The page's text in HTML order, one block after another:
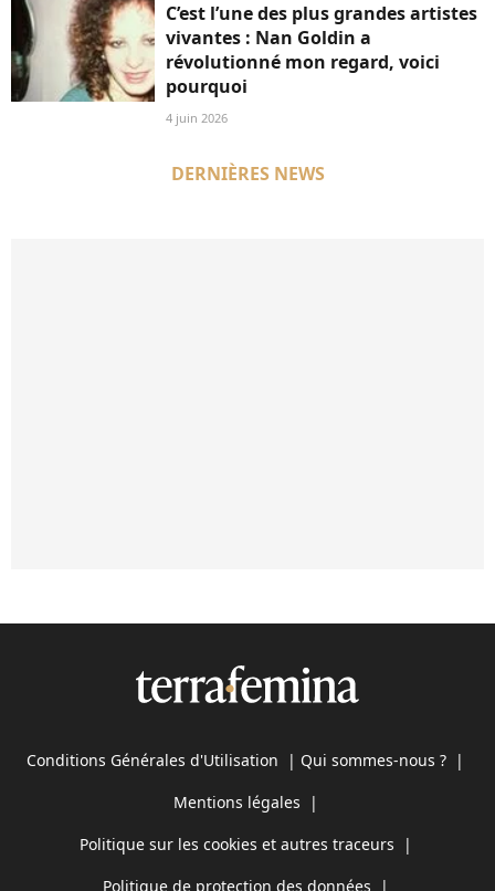
C’est l’une des plus grandes artistes
vivantes : Nan Goldin a
révolutionné mon regard, voici
pourquoi
4 juin 2026
DERNIÈRES NEWS
Conditions Générales d'Utilisation | Qui sommes-nous ? |
Mentions légales |
Politique sur les cookies et autres traceurs |
Politique de protection des données |